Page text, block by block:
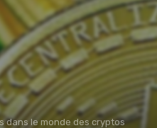
dans le monde des cryptos